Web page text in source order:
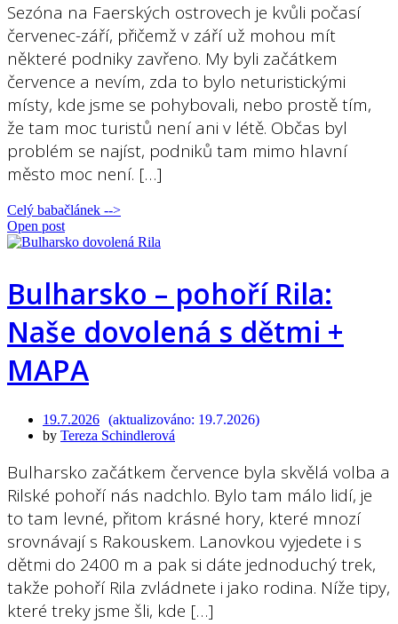
Sezóna na Faerských ostrovech je kvůli počasí
červenec-září, přičemž v září už mohou mít
některé podniky zavřeno. My byli začátkem
července a nevím, zda to bylo neturistickými
místy, kde jsme se pohybovali, nebo prostě tím,
že tam moc turistů není ani v létě. Občas byl
problém se najíst, podniků tam mimo hlavní
město moc není. […]
Celý babačlánek -->
Open post
Bulharsko – pohoří Rila:
Naše dovolená s dětmi +
MAPA
19.7.2026
19.7.2026
by Tereza Schindlerová
Bulharsko začátkem července byla skvělá volba a
Rilské pohoří nás nadchlo. Bylo tam málo lidí, je
to tam levné, přitom krásné hory, které mnozí
srovnávají s Rakouskem. Lanovkou vyjedete i s
dětmi do 2400 m a pak si dáte jednoduchý trek,
takže pohoří Rila zvládnete i jako rodina. Níže tipy,
které treky jsme šli, kde […]